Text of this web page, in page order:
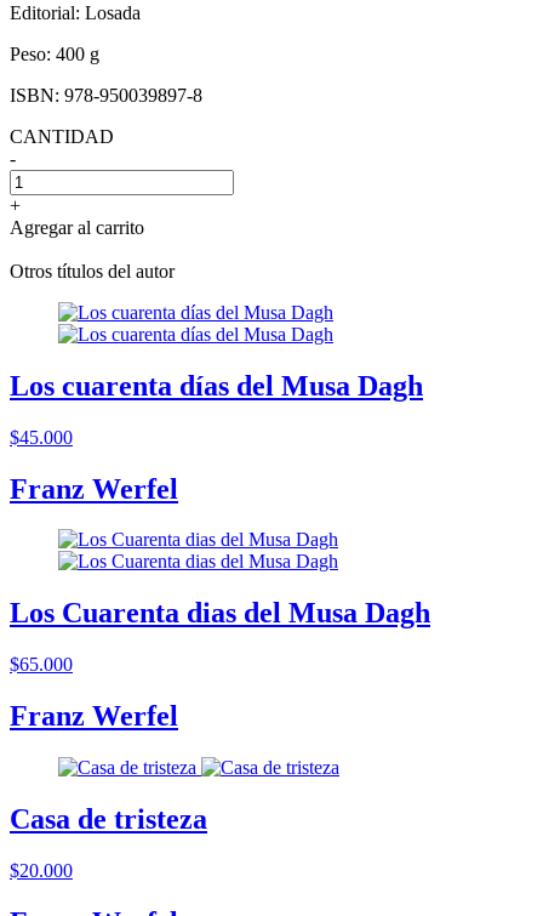
Editorial: Losada
Peso: 400 g
ISBN: 978-950039897-8
CANTIDAD
-
+
Agregar al carrito
Otros títulos del autor
Los cuarenta días del Musa Dagh
$45.000
Franz Werfel
Los Cuarenta dias del Musa Dagh
$65.000
Franz Werfel
Casa de tristeza
$20.000